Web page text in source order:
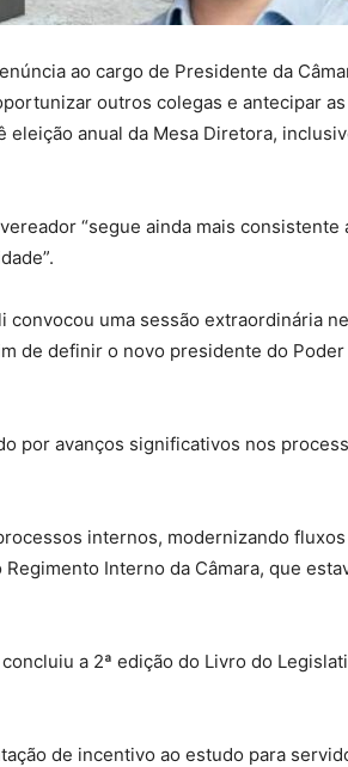
ao cargo de Presidente da
outros colegas e antecipar as
anual da Mesa Diretora,
“segue ainda mais consistente
uma sessão extraordinária
de definir o novo presidente do Poder
por avanços significativos nos
internos, modernizando fluxos
Interno da Câmara, que
a 2ª edição do Livro do
de incentivo ao estudo para